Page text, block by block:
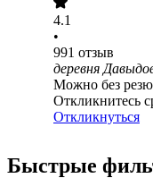
4.1
•
991 отзыв
деревня
Можно без
Откликнитесь
Откликнуться
Быстрые